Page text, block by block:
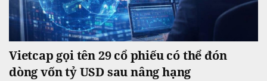
Vietcap gọi tên 29 cổ phiếu có thể đón
dòng vốn tỷ USD sau nâng hạng